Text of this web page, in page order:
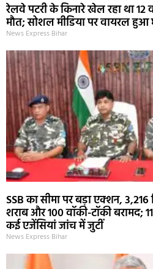
रेलवे पटरी के किनारे खेल रहा था
मौत; सोशल मीडिया पर वायरल हुआ
News Express Bihar
SSB का सीमा पर बड़ा एक्शन,
शराब और 100 वॉकी-टॉकी बरामद;
कई एजेंसियां जांच में जुटीं
News Express Bihar